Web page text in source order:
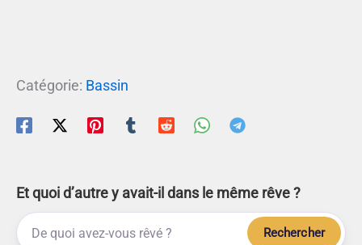
Catégorie: Bassin
Et quoi d’autre y avait-il dans le même rêve ?
Rechercher